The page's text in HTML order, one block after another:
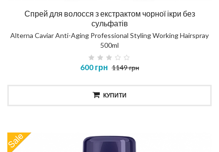
Спрей для волосся з екстрактом чорної ікри без
сульфатів
Alterna Caviar Anti-Aging Professional Styling Working Hairspray
500ml
600 грн 1149 грн
КУПИТИ